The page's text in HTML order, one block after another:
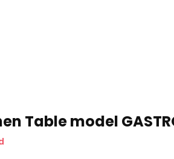
Table model